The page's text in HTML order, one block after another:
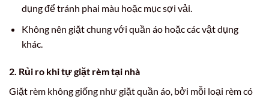
dụng để tránh phai màu hoặc mục sợi vải.
Không nên giặt chung với quần áo hoặc các vật dụng
khác.
2. Rủi ro khi tự giặt rèm tại nhà
Giặt rèm không giống như giặt quần áo, bởi mỗi loại rèm có